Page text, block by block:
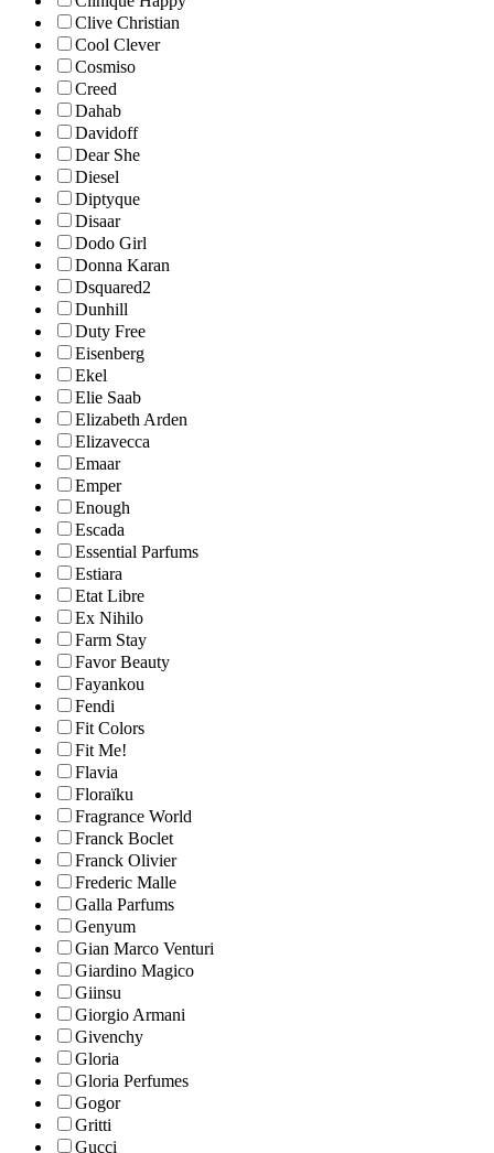
Clive Christian
Cool Clever
Cosmiso
Creed
Dahab
Davidoff
Dear She
Diesel
Diptyque
Disaar
Dodo Girl
Donna Karan
Dsquared2
Dunhill
Duty Free
Eisenberg
Ekel
Elie Saab
Elizabeth Arden
Elizavecca
Emaar
Emper
Enough
Escada
Essential Parfums
Estiara
Etat Libre
Ex Nihilo
Farm Stay
Favor Beauty
Fayankou
Fendi
Fit Colors
Fit Me!
Flavia
Floraïku
Fragrance World
Franck Boclet
Franck Olivier
Frederic Malle
Galla Parfums
Genyum
Gian Marco Venturi
Giardino Magico
Giinsu
Giorgio Armani
Givenchy
Gloria
Gloria Perfumes
Gogor
Gritti
Gucci